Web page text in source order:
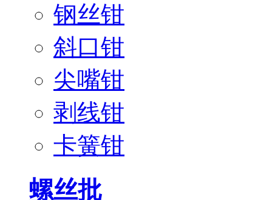
钢丝钳
斜口钳
尖嘴钳
剥线钳
卡簧钳
螺丝批